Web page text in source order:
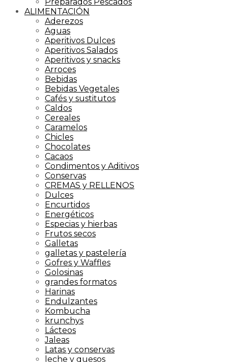
ALIMENTACIÓN
Aderezos
Aguas
Aperitivos Dulces
Aperitivos Salados
Aperitivos y snacks
Arroces
Bebidas
Bebidas Vegetales
Cafés y sustitutos
Caldos
Cereales
Caramelos
Chicles
Chocolates
Cacaos
Condimentos y Aditivos
Conservas
CREMAS y RELLENOS
Dulces
Encurtidos
Energéticos
Especias y hierbas
Frutos secos
Galletas
galletas y pastelería
Gofres y Waffles
Golosinas
grandes formatos
Harinas
Endulzantes
Kombucha
krunchys
Lácteos
Jaleas
Latas y conservas
leche y quesos